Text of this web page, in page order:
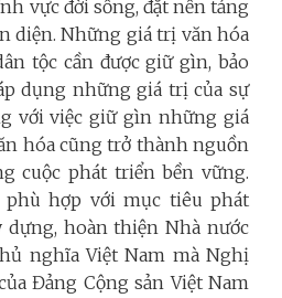
vực đời sống, đặt nền tảng
diện. Những giá trị văn hóa
tộc cần được giữ gìn, bảo
dụng những giá trị của sự
với việc giữ gìn những giá
hóa cũng trở thành nguồn
cuộc phát triển bền vững.
hợp với mục tiêu phát
dựng, hoàn thiện Nhà nước
nghĩa Việt Nam mà Nghị
Đảng Cộng sản Việt Nam